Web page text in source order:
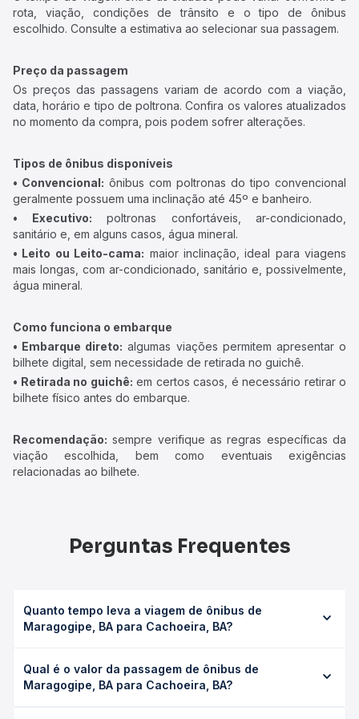
rota, viação, condições de trânsito e o tipo de ônibus
escolhido. Consulte a estimativa ao selecionar sua passagem.
Preço da passagem
Os preços das passagens variam de acordo com a viação,
data, horário e tipo de poltrona. Confira os valores atualizados
no momento da compra, pois podem sofrer alterações.
Tipos de ônibus disponíveis
• Convencional: ônibus com poltronas do tipo convencional
geralmente possuem uma inclinação até 45º e banheiro.
• Executivo: poltronas confortáveis, ar-condicionado,
sanitário e, em alguns casos, água mineral.
• Leito ou Leito-cama: maior inclinação, ideal para viagens
mais longas, com ar-condicionado, sanitário e, possivelmente,
água mineral.
Como funciona o embarque
• Embarque direto: algumas viações permitem apresentar o
bilhete digital, sem necessidade de retirada no guichê.
• Retirada no guichê: em certos casos, é necessário retirar o
bilhete físico antes do embarque.
Recomendação: sempre verifique as regras específicas da
viação escolhida, bem como eventuais exigências
relacionadas ao bilhete.
Perguntas Frequentes
Quanto tempo leva a viagem de ônibus de
Maragogipe, BA para Cachoeira, BA?
BA leva em média 0 horas, podendo variar conforme a
viação, o tipo de serviço (convencional, executivo ou
Qual é o valor da passagem de ônibus de
Maragogipe, BA para Cachoeira, BA?